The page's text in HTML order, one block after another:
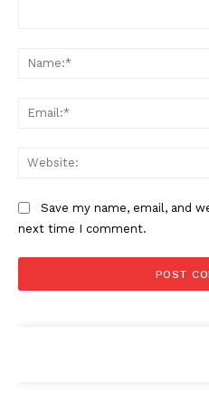
Save my name, email, and
next time I comment.